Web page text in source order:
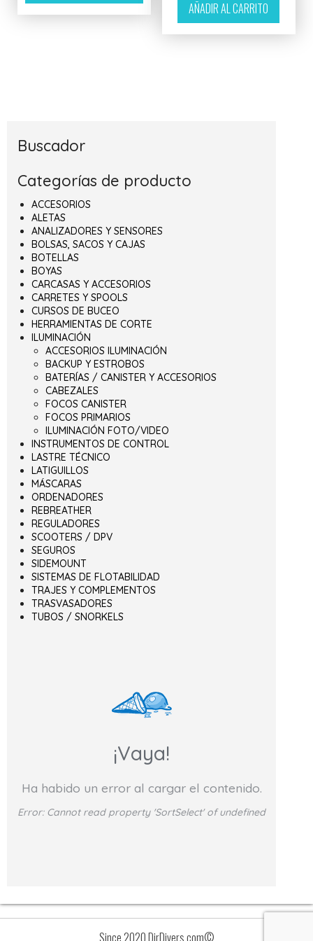
AÑADIR AL CARRITO
Buscador
Categorías de producto
ACCESORIOS
ALETAS
ANALIZADORES Y SENSORES
BOLSAS, SACOS Y CAJAS
BOTELLAS
BOYAS
CARCASAS Y ACCESORIOS
CARRETES Y SPOOLS
CURSOS DE BUCEO
HERRAMIENTAS DE CORTE
ILUMINACIÓN
ACCESORIOS ILUMINACIÓN
BACKUP Y ESTROBOS
BATERÍAS / CANISTER Y ACCESORIOS
CABEZALES
FOCOS CANISTER
FOCOS PRIMARIOS
ILUMINACIÓN FOTO/VIDEO
INSTRUMENTOS DE CONTROL
LASTRE TÉCNICO
LATIGUILLOS
MÁSCARAS
ORDENADORES
REBREATHER
REGULADORES
SCOOTERS / DPV
SEGUROS
SIDEMOUNT
SISTEMAS DE FLOTABILIDAD
TRAJES Y COMPLEMENTOS
TRASVASADORES
TUBOS / SNORKELS
¡Vaya!
Ha habido un error al cargar el contenido.
Error: Cannot read property 'SortSelect' of undefined
Since 2020 DirDivers.com©